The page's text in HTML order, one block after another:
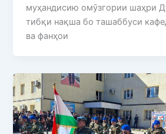
муҳандисию омӯзгории шаҳри
тибқи нақша бо ташаббуси
ва фанҳои